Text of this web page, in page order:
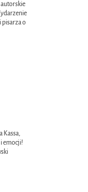
pisarza o
Kassa,
emocji!